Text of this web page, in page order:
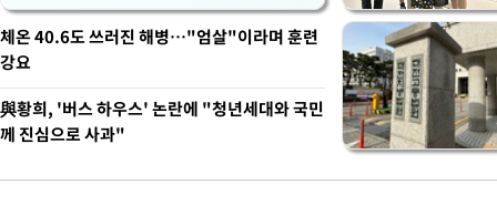
체온 40.6도 쓰러진 해병…"엄살"이라며 훈련
강요
與황희, '버스 하우스' 논란에 "청년세대와 국민
께 진심으로 사과"